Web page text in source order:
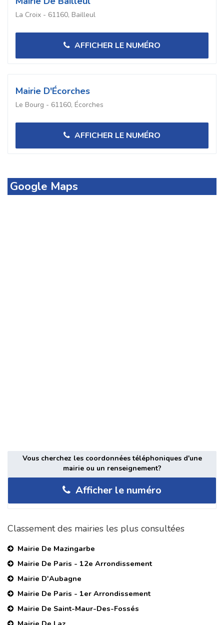
La Croix - 61160, Bailleul
AFFICHER LE NUMÉRO
Mairie D'Écorches
Le Bourg - 61160, Écorches
AFFICHER LE NUMÉRO
Google Maps
Vous cherchez les coordonnées téléphoniques d'une
mairie ou un renseignement?
Afficher le numéro
Classement des mairies les plus consultées
Mairie De Mazingarbe
Mairie De Paris - 12e Arrondissement
Mairie D'Aubagne
Mairie De Paris - 1er Arrondissement
Mairie De Saint-Maur-Des-Fossés